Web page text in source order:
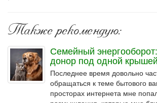
Также рекомендую:
Семейный
донор под одной
Последнее время довольно
обращаться к теме бытового
просторах интернета мне